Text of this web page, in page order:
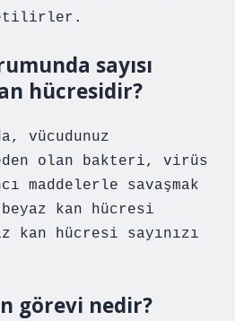
sayısı
hücresidir?
vücudunuz
olan bakteri, virüs
maddelerle savaşmak
kan hücresi
kan hücresi sayınızı
görevi nedir?